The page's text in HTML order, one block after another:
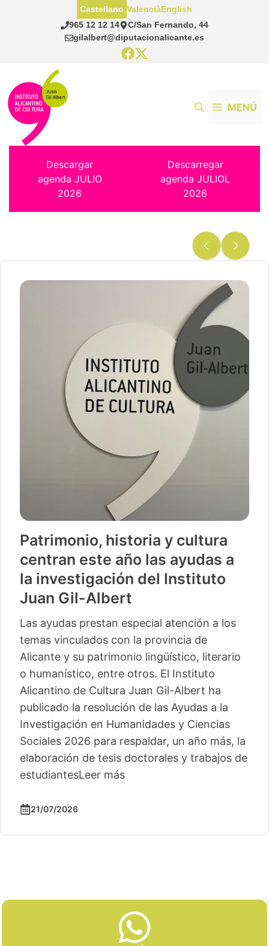
965 12 12 14
C/San Fernando, 44
gilalbert@diputacionalicante.es
Castellano ValenciàEnglish
MENÚ
Descargar
agenda JULIO
2026
Descarregar
agenda JULIOL
2026
Patrimonio, historia y cultura
centran este año las ayudas a
la investigación del Instituto
Juan Gil-Albert
Las ayudas prestan especial atención a los
temas vinculados con la provincia de
Alicante y su patrimonio lingüístico, literario
o humanístico, entre otros. El Instituto
Alicantino de Cultura Juan Gil-Albert ha
publicado la resolución de las Ayudas a la
Investigación en Humanidades y Ciencias
Sociales 2026 para respaldar, un año más, la
elaboración de tesis doctorales y trabajos de
estudiantesLeer más
21/07/2026